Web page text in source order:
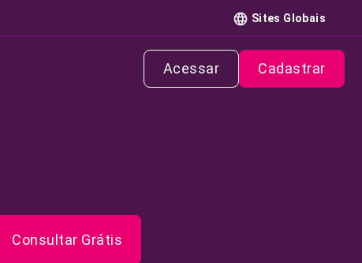
Sites Globais
Acessar Cadastrar
Consultar Grátis